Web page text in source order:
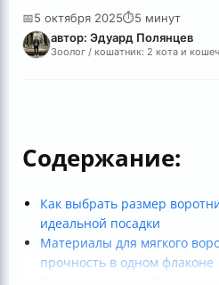
📅5 октября 2025⏱5 минут
автор: Эдуард Полянцев
Зоолог / кошатник: 2 кота и
Содержание:
Как выбрать размер
идеальной посадки
Материалы для мягкого
прочность в одном флаконе